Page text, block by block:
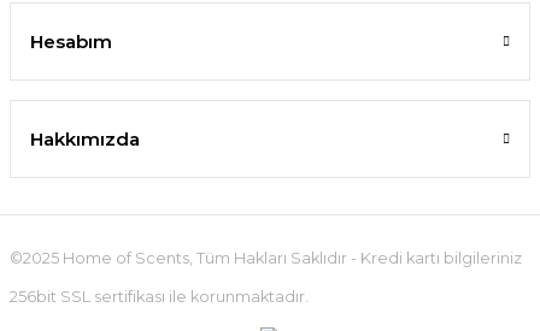
Hesabım
Hakkımızda
©2025 Home of Scents, Tüm Hakları Saklıdır - Kredi kartı bilgileriniz
256bit SSL sertifikası ile korunmaktadır.